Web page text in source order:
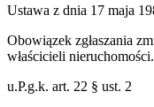
Ustawa z dnia 17 maja
Obowiązek zgłaszania
właścicieli nieruchomości.
u.P.g.k. art. 22 § ust. 2